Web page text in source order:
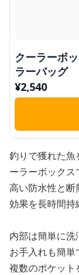
クーラーボックス専門
ラーバッグ
¥2,540
釣りで獲れた魚
ーラーボックス
高い防水性と断
効果を長時間持
内部は簡単に
お手入れも簡単
複数のポケット